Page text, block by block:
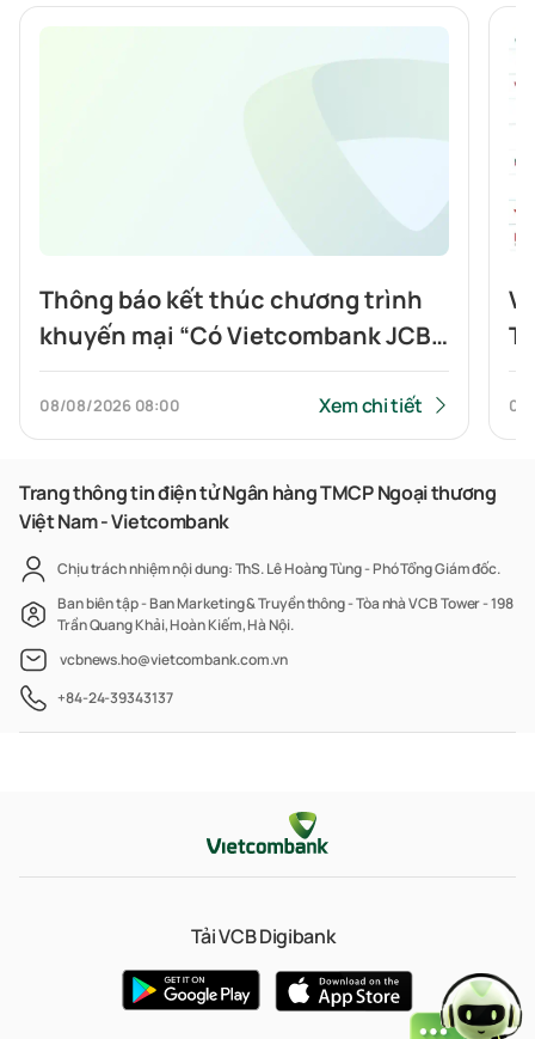
Thông báo kết thúc chương trình
khuyến mại “Có Vietcombank JCB,
Highlands nửa giá”
08/08/2026 08:00 Xem chi tiết
Trang thông tin điện tử Ngân hàng TMCP Ngoại thương
Việt Nam - Vietcombank
Chịu trách nhiệm nội dung: ThS. Lê Hoàng Tùng - Phó Tổng Giám đốc.
Ban biên tập - Ban Marketing & Truyền thông - Tòa nhà VCB Tower - 198
Trần Quang Khải, Hoàn Kiếm, Hà Nội.
vcbnews.ho@vietcombank.com.vn
+84-24-39343137
Tải VCB Digibank